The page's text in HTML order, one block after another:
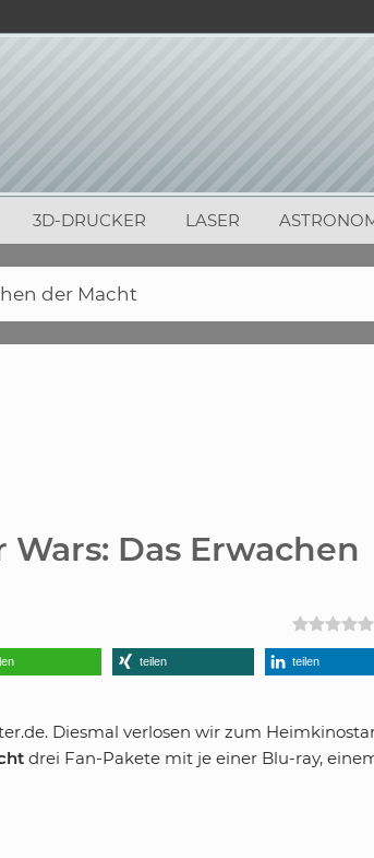
3D-DRUCKER LASER
der Macht
Das Erwachen
teilen teilen
Diesmal verlosen wir zum
drei Fan-Pakete mit je einer Blu-ray,